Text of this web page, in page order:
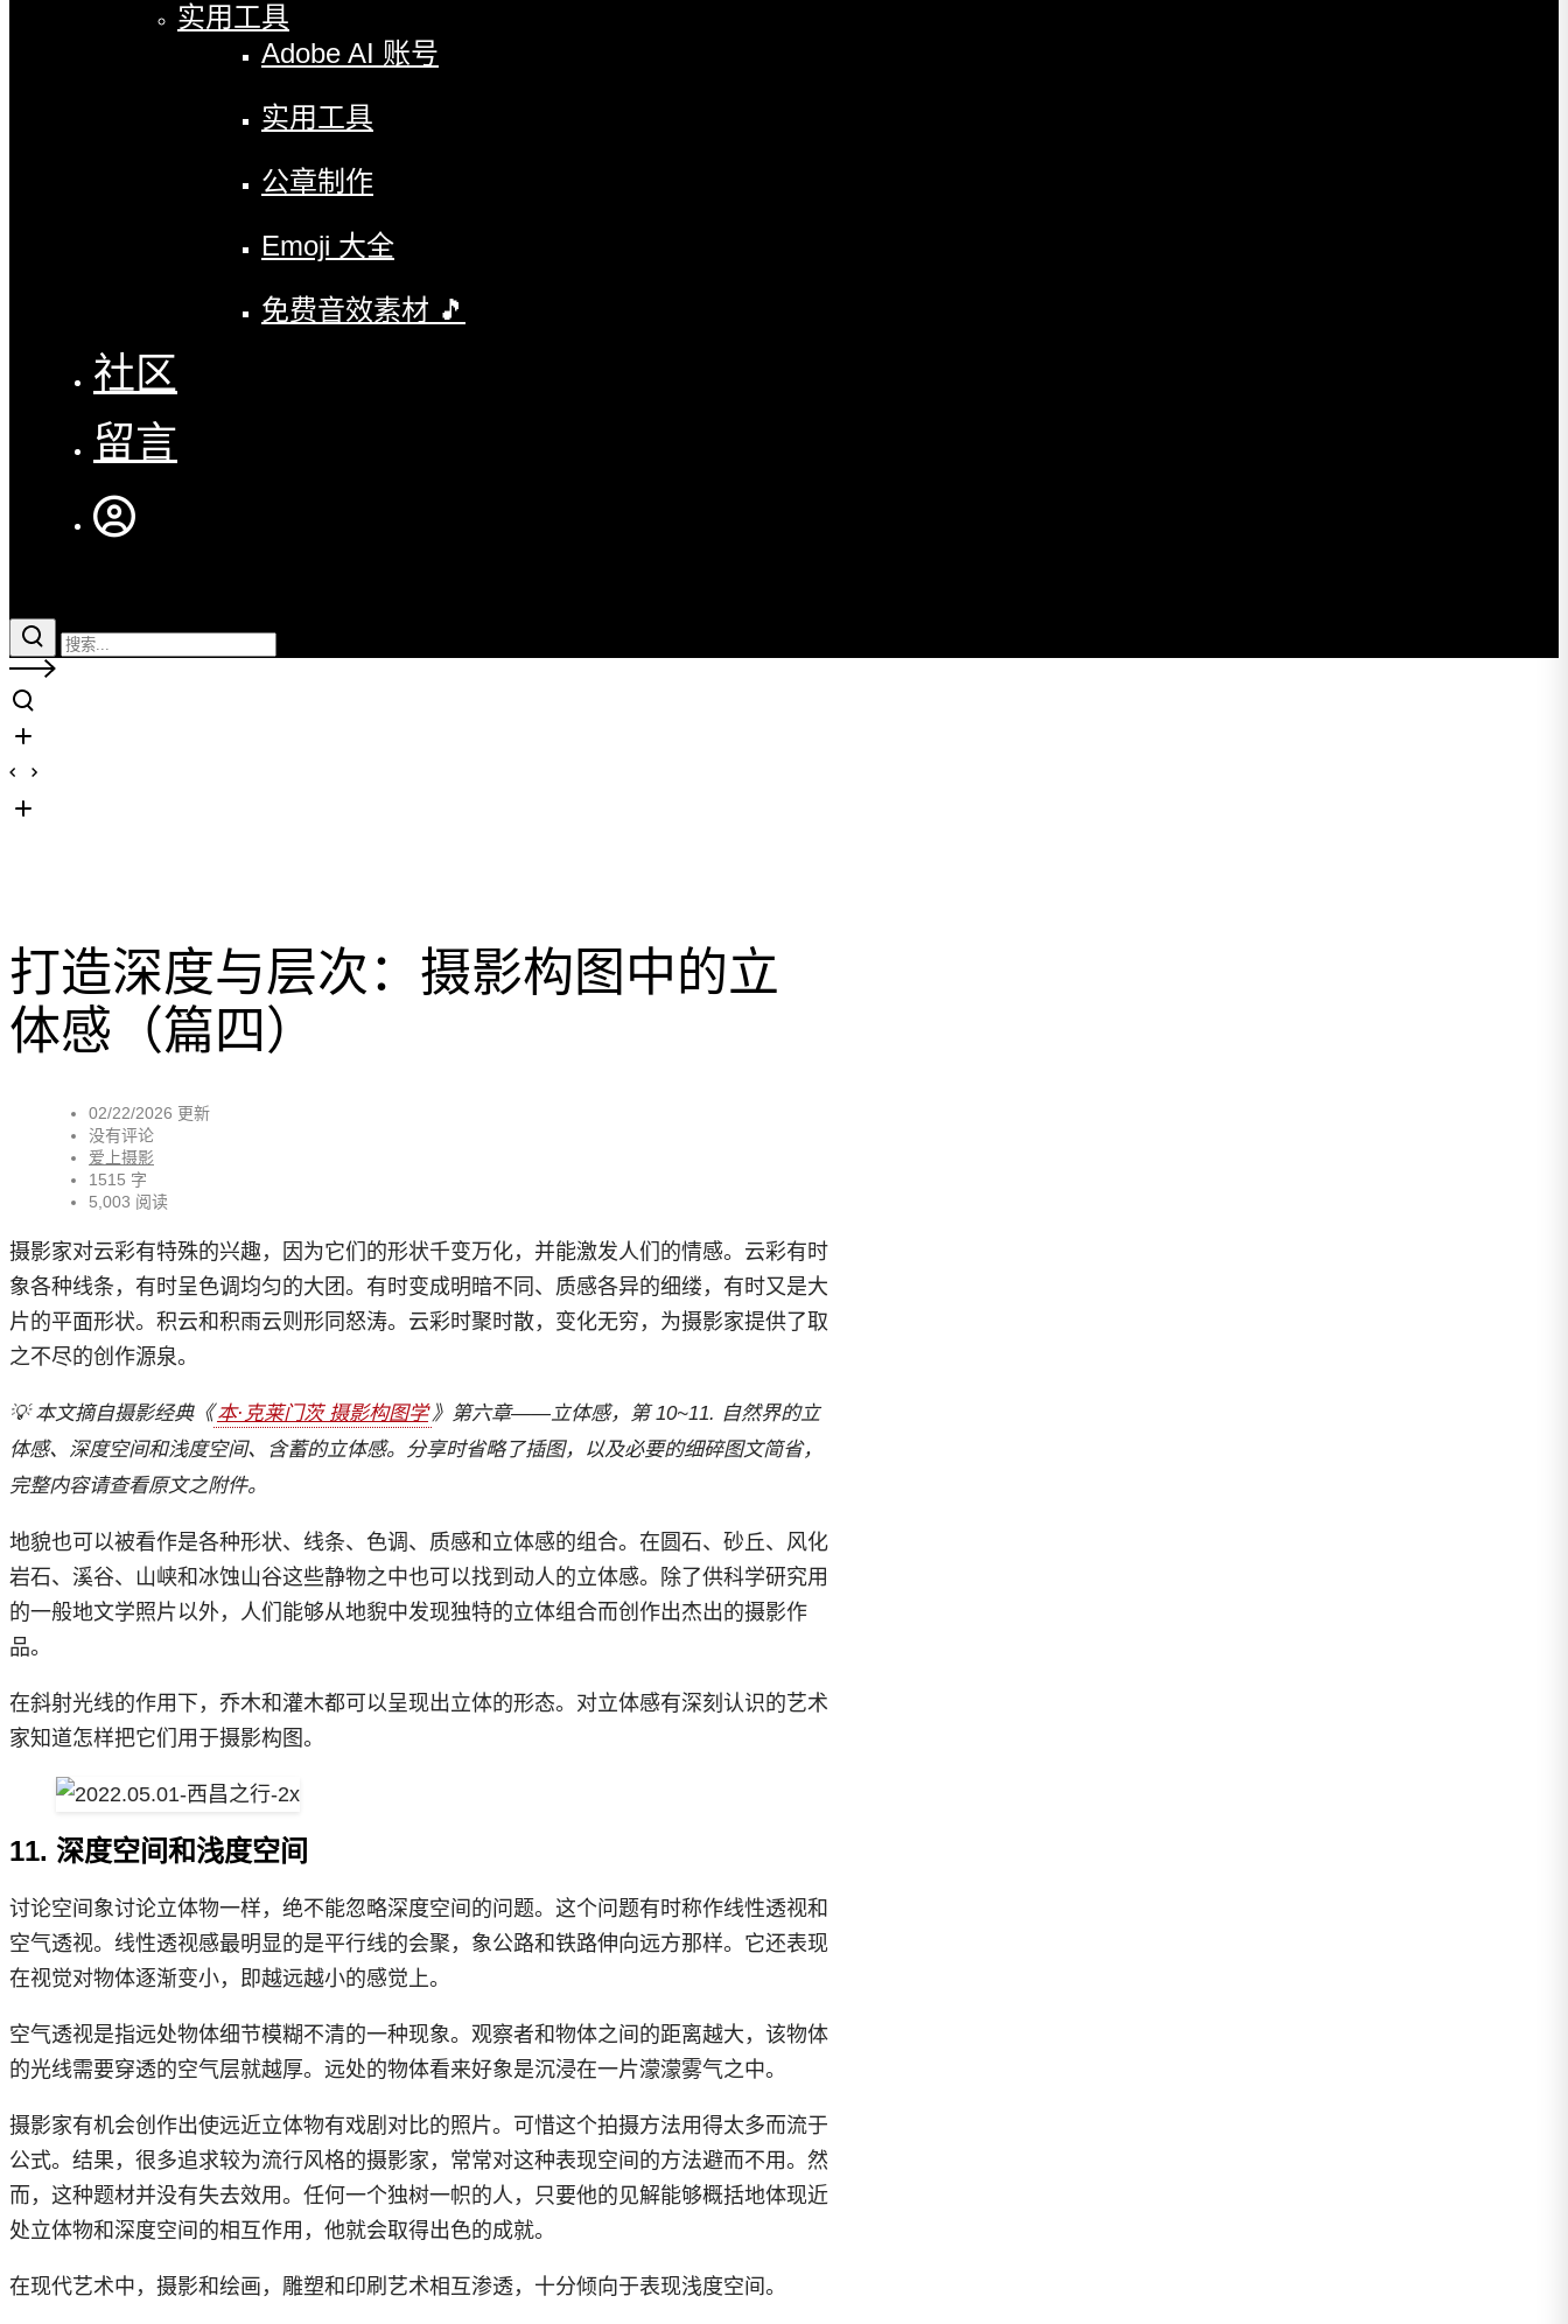
实用工具
Adobe AI 账号
实用工具
公章制作
Emoji 大全
免费音效素材 🎵
社区
留言
打造深度与层次：摄影构图中的立
体感（篇四）
02/22/2026 更新
没有评论
爱上摄影
1515 字
5,003 阅读
摄影家对云彩有特殊的兴趣，因为它们的形状千变万化，并能激发人们的情感。云彩有时
象各种线条，有时呈色调均匀的大团。有时变成明暗不同、质感各异的细缕，有时又是大
片的平面形状。积云和积雨云则形同怒涛。云彩时聚时散，变化无穷，为摄影家提供了取
之不尽的创作源泉。
💡 本文摘自摄影经典《 本·克莱门茨 摄影构图学 》第六章——立体感，第 10~11. 自然界的立
体感、深度空间和浅度空间、含蓄的立体感。分享时省略了插图，以及必要的细碎图文简省，
完整内容请查看原文之附件。
地貌也可以被看作是各种形状、线条、色调、质感和立体感的组合。在圆石、砂丘、风化
岩石、溪谷、山峡和冰蚀山谷这些静物之中也可以找到动人的立体感。除了供科学研究用
的一般地文学照片以外，人们能够从地貎中发现独特的立体组合而创作出杰出的摄影作
品。
在斜射光线的作用下，乔木和灌木都可以呈现出立体的形态。对立体感有深刻认识的艺术
家知道怎样把它们用于摄影构图。
11. 深度空间和浅度空间
讨论空间象讨论立体物一样，绝不能忽略深度空间的问题。这个问题有时称作线性透视和
空气透视。线性透视感最明显的是平行线的会聚，象公路和铁路伸向远方那样。它还表现
在视觉对物体逐渐变小，即越远越小的感觉上。
空气透视是指远处物体细节模糊不清的一种现象。观察者和物体之间的距离越大，该物体
的光线需要穿透的空气层就越厚。远处的物体看来好象是沉浸在一片濛濛雾气之中。
摄影家有机会创作出使远近立体物有戏剧对比的照片。可惜这个拍摄方法用得太多而流于
公式。结果，很多追求较为流行风格的摄影家，常常对这种表现空间的方法避而不用。然
而，这种题材并没有失去效用。任何一个独树一帜的人，只要他的见解能够概括地体现近
处立体物和深度空间的相互作用，他就会取得出色的成就。
在现代艺术中，摄影和绘画，雕塑和印刷艺术相互渗透，十分倾向于表现浅度空间。